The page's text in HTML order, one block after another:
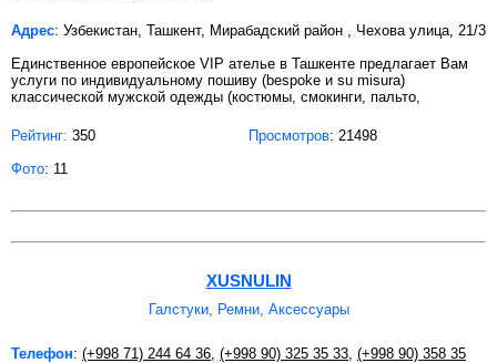
Адрес: Узбекистан, Ташкент, Мирабадский район , Чехова улица, 21/3
Единственное европейское VIP ателье в Ташкенте предлагает Вам
услуги по индивидуальному пошиву (bespoke и su misura)
классической мужской одежды (костюмы, смокинги, пальто,
Рейтинг: 350 Просмотров: 21498
Фото: 11
XUSNULIN
Галстуки, Ремни, Аксессуары
Телефон: (+998 71) 244 64 36 (+998 90) 325 35 33 (+998 90) 358 35